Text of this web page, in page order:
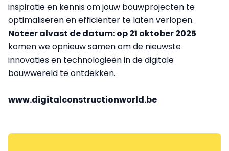
inspiratie en kennis om jouw bouwprojecten te
optimaliseren en efficiënter te laten verlopen.
Noteer alvast de datum: op 21 oktober 2025
komen we opnieuw samen om de nieuwste
innovaties en technologieën in de digitale
bouwwereld te ontdekken.
www.digitalconstructionworld.be